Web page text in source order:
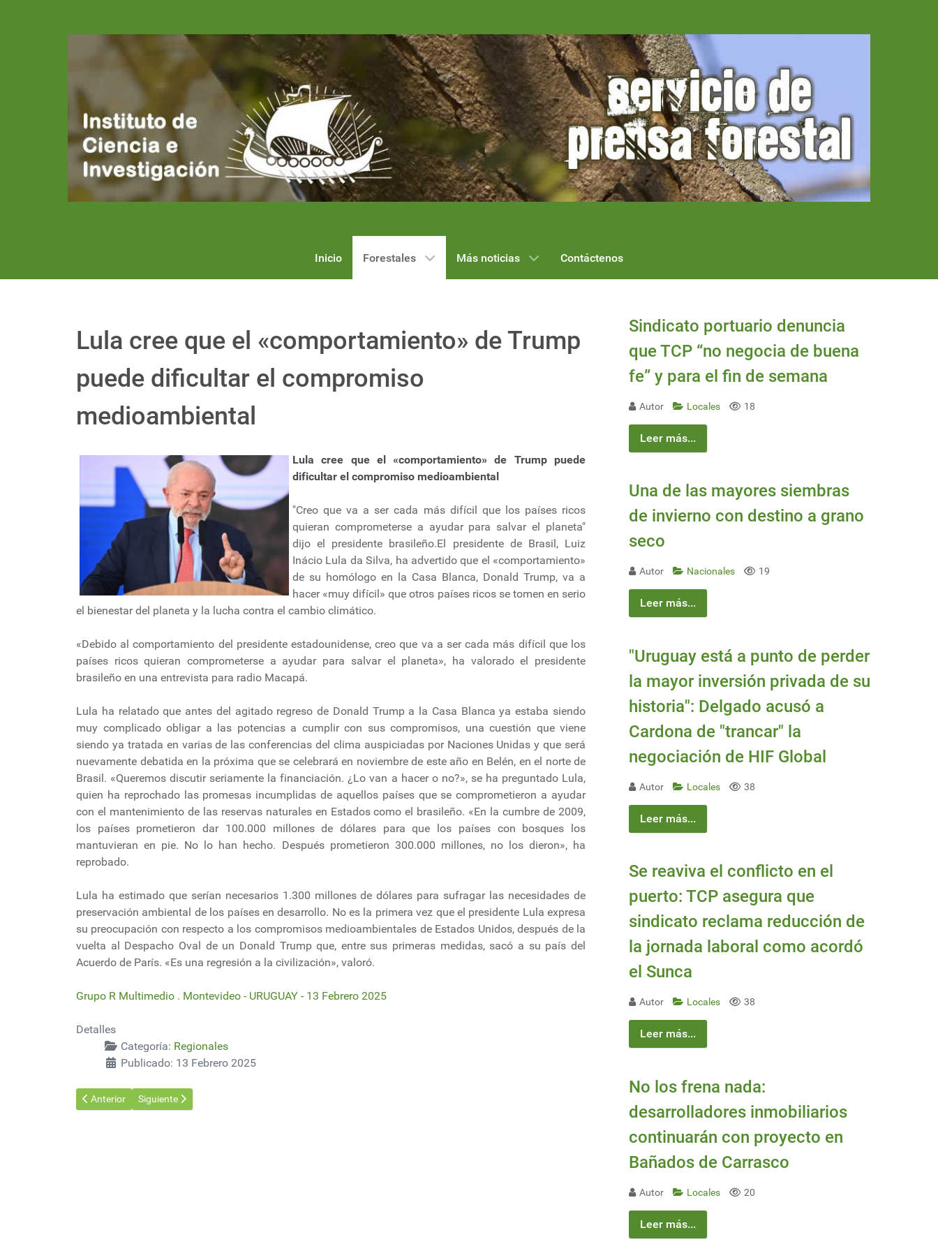
Inicio Forestales Más noticias Contáctenos
Lula cree que el «comportamiento» de Trump
puede dificultar el compromiso
medioambiental
Lula cree que el «comportamiento» de Trump puede
dificultar el compromiso medioambiental
"Creo que va a ser cada más difícil que los países ricos
quieran comprometerse a ayudar para salvar el planeta"
dijo el presidente brasileño.El presidente de Brasil, Luiz
Inácio Lula da Silva, ha advertido que el «comportamiento»
de su homólogo en la Casa Blanca, Donald Trump, va a
hacer «muy difícil» que otros países ricos se tomen en serio
el bienestar del planeta y la lucha contra el cambio climático.
«Debido al comportamiento del presidente estadounidense, creo que va a ser cada más difícil que los
países ricos quieran comprometerse a ayudar para salvar el planeta», ha valorado el presidente
brasileño en una entrevista para radio Macapá.
Lula ha relatado que antes del agitado regreso de Donald Trump a la Casa Blanca ya estaba siendo
muy complicado obligar a las potencias a cumplir con sus compromisos, una cuestión que viene
siendo ya tratada en varias de las conferencias del clima auspiciadas por Naciones Unidas y que será
nuevamente debatida en la próxima que se celebrará en noviembre de este año en Belén, en el norte de
Brasil. «Queremos discutir seriamente la financiación. ¿Lo van a hacer o no?», se ha preguntado Lula,
quien ha reprochado las promesas incumplidas de aquellos países que se comprometieron a ayudar
con el mantenimiento de las reservas naturales en Estados como el brasileño. «En la cumbre de 2009,
los países prometieron dar 100.000 millones de dólares para que los países con bosques los
mantuvieran en pie. No lo han hecho. Después prometieron 300.000 millones, no los dieron», ha
reprobado.
Lula ha estimado que serían necesarios 1.300 millones de dólares para sufragar las necesidades de
preservación ambiental de los países en desarrollo. No es la primera vez que el presidente Lula expresa
su preocupación con respecto a los compromisos medioambientales de Estados Unidos, después de la
vuelta al Despacho Oval de un Donald Trump que, entre sus primeras medidas, sacó a su país del
Acuerdo de París. «Es una regresión a la civilización», valoró.
Grupo R Multimedio . Montevideo - URUGUAY - 13 Febrero 2025
Detalles
Categoría: Regionales
Publicado: 13 Febrero 2025
Artículo anterior: En 2024 las exportaciones uruguayas de pasta celulósica fueron siete veces superiores a las realizadas por la Argentina
Anterior Artículo siguiente: Incendio forestal consume más de 15.200 hectáreas en parque nacional de Argentina
Siguiente
Sindicato portuario denuncia
que TCP “no negocia de buena
fe” y para el fin de semana
Autor Locales 18
Leer más...
Una de las mayores siembras
de invierno con destino a grano
seco
Autor Nacionales 19
Leer más...
"Uruguay está a punto de perder
la mayor inversión privada de su
historia": Delgado acusó a
Cardona de "trancar" la
negociación de HIF Global
Autor Locales 38
Leer más...
Se reaviva el conflicto en el
puerto: TCP asegura que
sindicato reclama reducción de
la jornada laboral como acordó
el Sunca
Autor Locales 38
Leer más...
No los frena nada:
desarrolladores inmobiliarios
continuarán con proyecto en
Bañados de Carrasco
Autor Locales 20
Leer más...